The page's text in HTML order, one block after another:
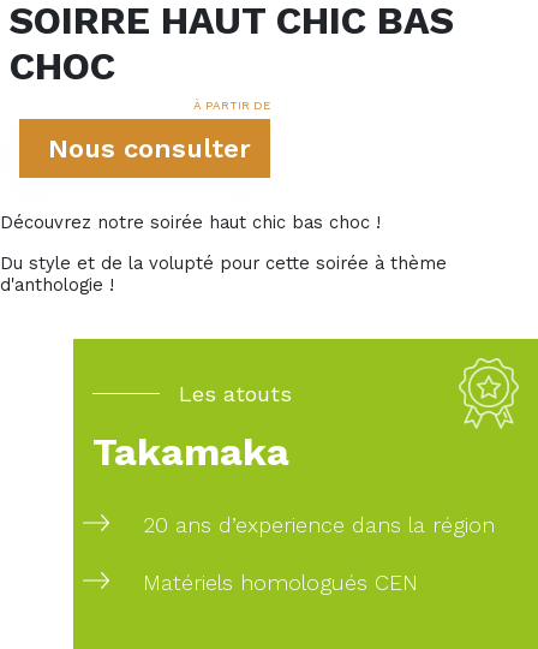
SOIRRE HAUT CHIC BAS
CHOC
À PARTIR DE
Nous consulter
Découvrez notre soirée haut chic bas choc !
Du style et de la volupté pour cette soirée à thème
d'anthologie !
Les atouts
Takamaka
20 ans d’experience dans la région
Matériels homologués CEN